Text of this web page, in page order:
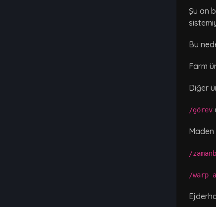
Şu an
Bu
Farm
Diğer
/görev
Maden
/
/warp